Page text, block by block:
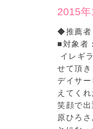
2015
◆推薦者
■対象者
イレギ
せて頂
デイサ
えてく
笑顔で
原ひろ